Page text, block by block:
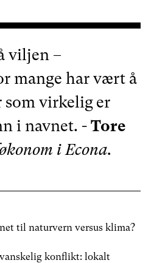
viljen –
mange har vært å
som virkelig er
i navnet. -Tore
i Econa.
til naturvern versus klima?
konflikt: lokalt